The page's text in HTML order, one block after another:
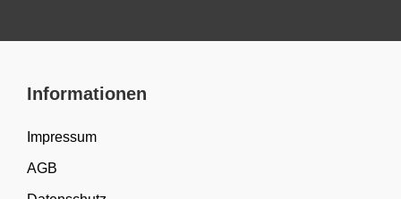
Informationen
Impressum
AGB